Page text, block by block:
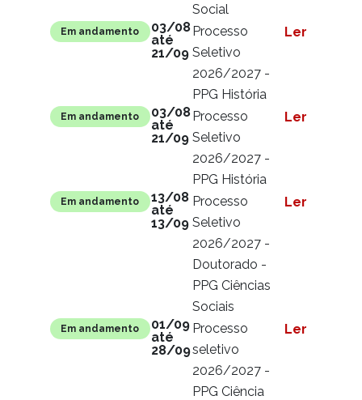
Social
Em andamento
03/08
até
21/09
Processo
Seletivo
2026/2027 -
PPG História
Ler mais
Em andamento
03/08
até
21/09
Processo
Seletivo
2026/2027 -
PPG História
Ler mais
Em andamento
13/08
até
13/09
Processo
Seletivo
2026/2027 -
Doutorado -
PPG Ciências
Sociais
Ler mais
Em andamento
01/09
até
28/09
Processo
seletivo
2026/2027 -
PPG Ciência
Ler mais